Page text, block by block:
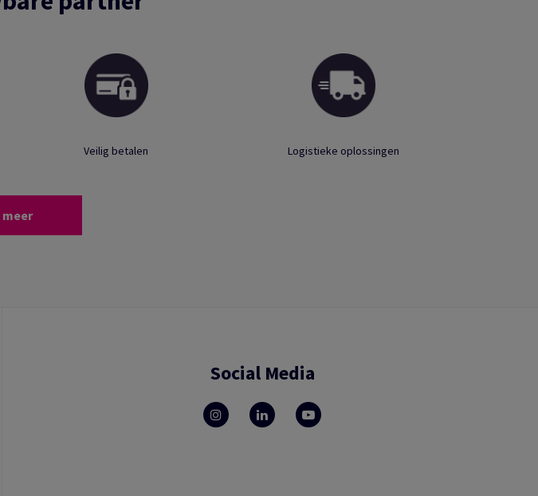
Veilig betalen Logistieke oplossingen
meer
Social Media